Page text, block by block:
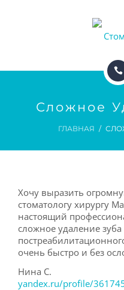
АКЦИИ
ДЛЯ ПАЦИЕНТОВ
ДЛЯ ВРАЧЕЙ
УСЛУГИ
АКЦИИ
ДЛЯ ПАЦИЕНТОВ
Сложное
ГЛАВНАЯ
Хочу выразить
стоматологу хирургу
настоящий
сложное удаление
очень быстро и без
Нина С.
yandex.ru/profile/